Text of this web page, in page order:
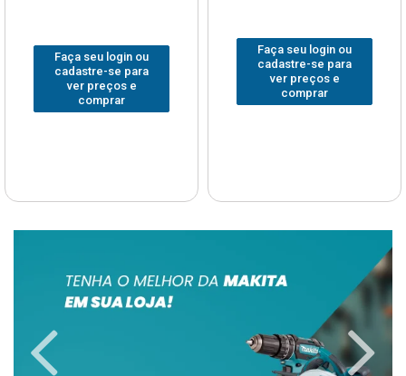
Faça seu login ou
cadastre-se para
ver preços e
comprar
Faça seu login ou
cadastre-se para
ver preços e
comprar